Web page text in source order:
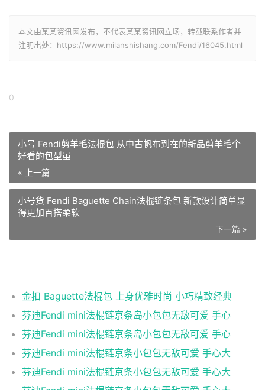
本文由某某资讯网发布，不代表某某资讯网立场，转载联系作者并
注明出处：https://www.milanshishang.com/Fendi/16045.html
0
小号 Fendi剪羊毛法棍包 从中古帆布到在的新品剪羊毛个
好看的包型虽
« 上一篇
小号货 Fendi Baguette Chain法棍链条包 新款设计简单显
得更加百搭柔软
下一篇 »
金扣 Baguette法棍包 上身优雅时尚 小巧精致经典
芬迪Fendi mini法棍链京条岛小包包无敌可爱 手心
芬迪Fendi mini法棍链京条岛小包包无敌可爱 手心
芬迪Fendi mini法棍链京条小包包无敌可爱 手心大
芬迪Fendi mini法棍链京条小包包无敌可爱 手心大